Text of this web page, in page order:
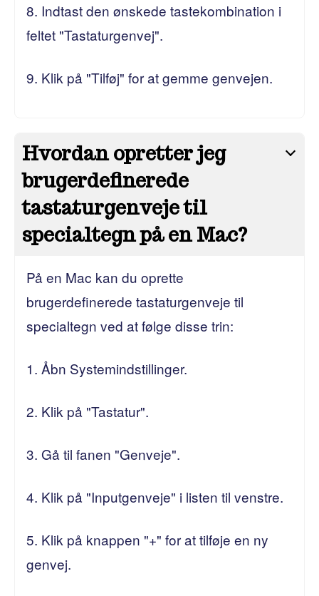
8. Indtast den ønskede tastekombination i
feltet "Tastaturgenvej".
9. Klik på "Tilføj" for at gemme genvejen.
Hvordan opretter jeg
brugerdefinerede
tastaturgenveje til
specialtegn på en Mac?
På en Mac kan du oprette
brugerdefinerede tastaturgenveje til
specialtegn ved at følge disse trin:
Åbn Systemindstillinger.
2. Klik på "Tastatur".
3. Gå til fanen "Genveje".
4. Klik på "Inputgenveje" i listen til venstre.
5. Klik på knappen "+" for at tilføje en ny
genvej.